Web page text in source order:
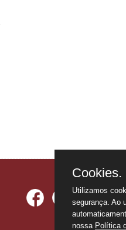
Cookies.
Utilizamos
segurança. Ao
nossa Política